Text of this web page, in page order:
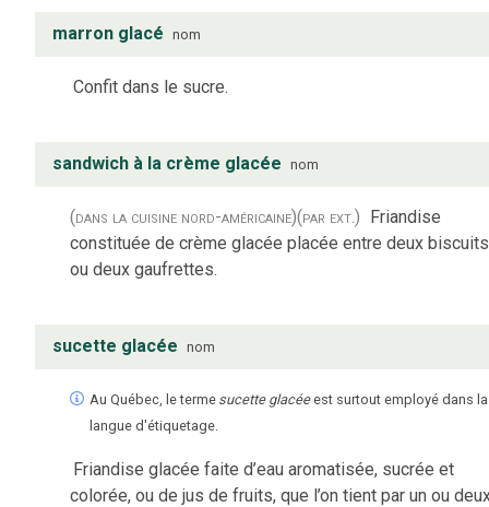
marron glacé nom
Confit dans le sucre.
sandwich à la crème glacée nom
(dans la cuisine nord-américaine)(par ext.) Friandise
constituée de crème glacée placée entre deux biscuits
ou deux gaufrettes.
sucette glacée nom
Au Québec, le terme sucette glacéeest surtout employé dans la
langue d'étiquetage.
Friandise glacée faite d’eau aromatisée, sucrée et
colorée, ou de jus de fruits, que l’on tient par un ou